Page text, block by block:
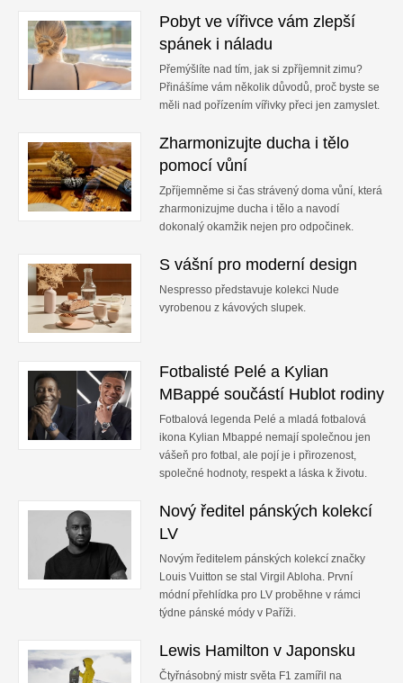
Pobyt ve vířivce vám zlepší
spánek i náladu
Přemýšlíte nad tím, jak si zpříjemnit zimu?
Přinášíme vám několik důvodů, proč byste se
měli nad pořízením vířivky přeci jen zamyslet.
Zharmonizujte ducha i tělo
pomocí vůní
Zpříjemněme si čas strávený doma vůní, která
zharmonizujme ducha i tělo a navodí
dokonalý okamžik nejen pro odpočinek.
S vášní pro moderní design
Nespresso představuje kolekci Nude
vyrobenou z kávových slupek.
Fotbalisté Pelé a Kylian
MBappé součástí Hublot rodiny
Fotbalová legenda Pelé a mladá fotbalová
ikona Kylian Mbappé nemají společnou jen
vášeň pro fotbal, ale pojí je i přirozenost,
společné hodnoty, respekt a láska k životu.
Nový ředitel pánských kolekcí
LV
Novým ředitelem pánských kolekcí značky
Louis Vuitton se stal Virgil Abloha. První
módní přehlídka pro LV proběhne v rámci
týdne pánské módy v Paříži.
Lewis Hamilton v Japonsku
Čtyřnásobný mistr světa F1 zamířil na